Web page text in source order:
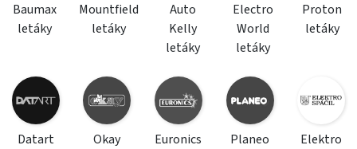
Baumax
letáky
Mountfield
letáky
Auto
Kelly
letáky
Electro
World
letáky
Proton
letáky
Datart
Okay
Euronics
Planeo
Elektro